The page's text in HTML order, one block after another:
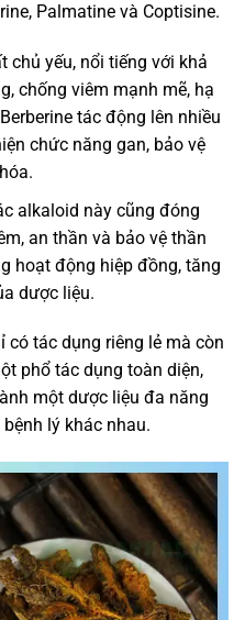
Palmatine và Coptisine.
chủ yếu, nổi tiếng với khả
chống viêm mạnh mẽ, hạ
tác động lên nhiều
chức năng gan, bảo vệ
alkaloid này cũng đóng
an thần và bảo vệ thần
hoạt động hiệp đồng, tăng
dược liệu.
có tác dụng riêng lẻ mà còn
phổ tác dụng toàn diện,
một dược liệu đa năng
lý khác nhau.